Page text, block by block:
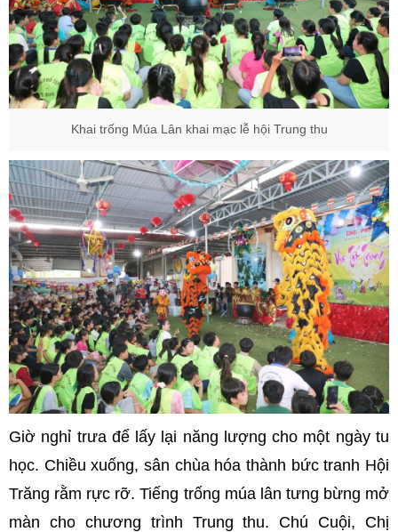
Khai trống Múa Lân khai mạc lễ hội Trung thu
Giờ nghỉ trưa để lấy lại năng lượng cho một ngày tu
học. Chiều xuống, sân chùa hóa thành bức tranh Hội
Trăng rằm rực rỡ. Tiếng trống múa lân tưng bừng mở
màn cho chương trình Trung thu. Chú Cuội, Chị